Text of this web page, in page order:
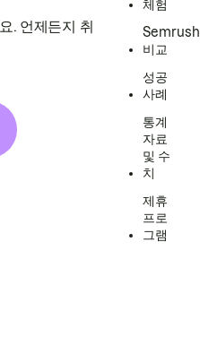
. 언제든지 취
체험
Semrush
비교
성공
사례
통계
자료
및 수
치
제휴
프로
그램